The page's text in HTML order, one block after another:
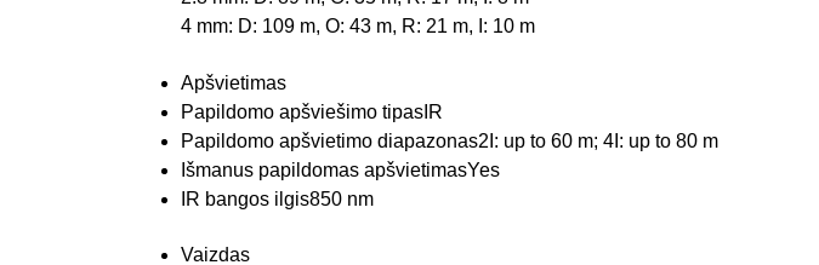
4 mm: D: 109 m, O: 43 m, R: 21 m, I: 10 m
Apšvietimas
Papildomo apšviešimo tipasIR
Papildomo apšvietimo diapazonas2I: up to 60 m; 4I: up to 80 m
Išmanus papildomas apšvietimasYes
IR bangos ilgis850 nm
Vaizdas